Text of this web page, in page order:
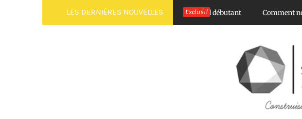
contenu
LES DERNIÈRES NOUVELLES Exclusif
faire une mère kombucha maison : tutoriel débutant Comment négocier frais